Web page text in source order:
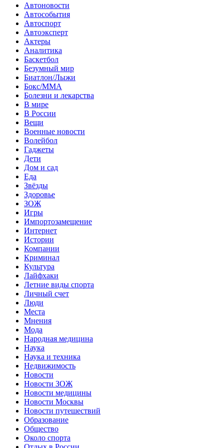
Автоновости
Автособытия
Автоспорт
Автоэксперт
Актеры
Аналитика
Баскетбол
Безумный мир
Биатлон/Лыжи
Бокс/MMA
Болезни и лекарства
В мире
В России
Вещи
Военные новости
Волейбол
Гаджеты
Дети
Дом и сад
Еда
Звёзды
Здоровье
ЗОЖ
Игры
Импортозамещение
Интернет
Истории
Компании
Криминал
Культура
Лайфхаки
Летние виды спорта
Личный счет
Люди
Места
Мнения
Мода
Народная медицина
Наука
Наука и техника
Недвижимость
Новости
Новости ЗОЖ
Новости медицины
Новости Москвы
Новости путешествий
Образование
Общество
Около спорта